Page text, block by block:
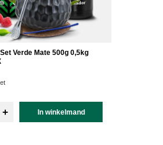
Verde Mate 500g 0,5kg
+ In winkelmand